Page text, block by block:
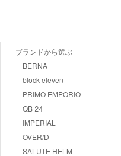
ブランドから選ぶ
BERNA
block eleven
PRIMO EMPORIO
QB 24
IMPERIAL
OVER/D
SALUTE HELM